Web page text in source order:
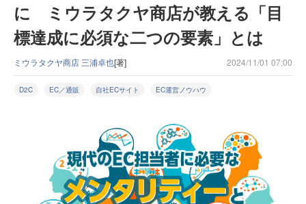
に ミウラタクヤ商店が教える「目
標達成に必須な二つの要素」とは
ミウラタクヤ商店 三浦卓也[著] 2024/11/01 07:00
D2C EC／通販 自社ECサイト EC運営ノウハウ